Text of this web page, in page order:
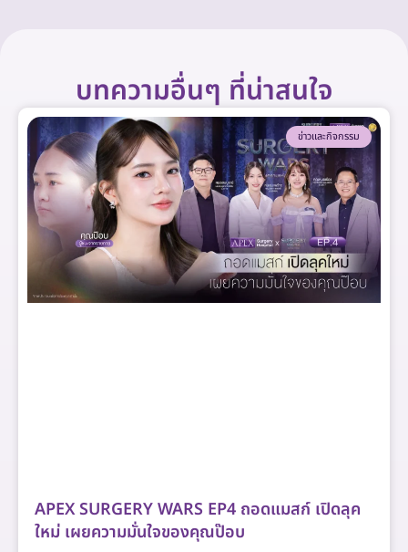
บทความอื่นๆ ที่น่าสนใจ
ข่าวและกิจกรรม
APEX SURGERY WARS EP4 ถอดแมสก์ เปิดลุค
ใหม่ เผยความมั่นใจของคุณป๊อบ